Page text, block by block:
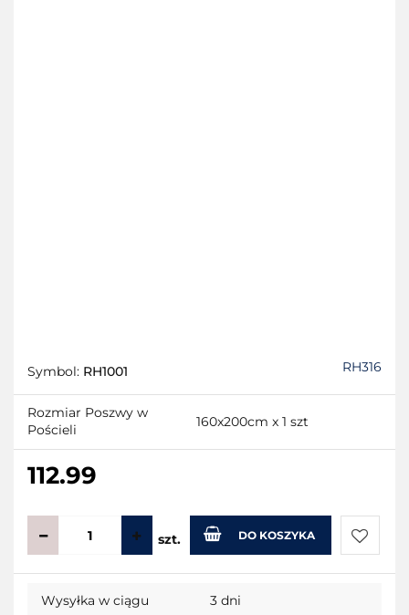
Symbol: RH1001 RH316
Rozmiar Poszwy w
Pościeli
160x200cm x 1 szt
112.99
szt. DO KOSZYKA
Do
Wysyłka w ciągu 3 dni